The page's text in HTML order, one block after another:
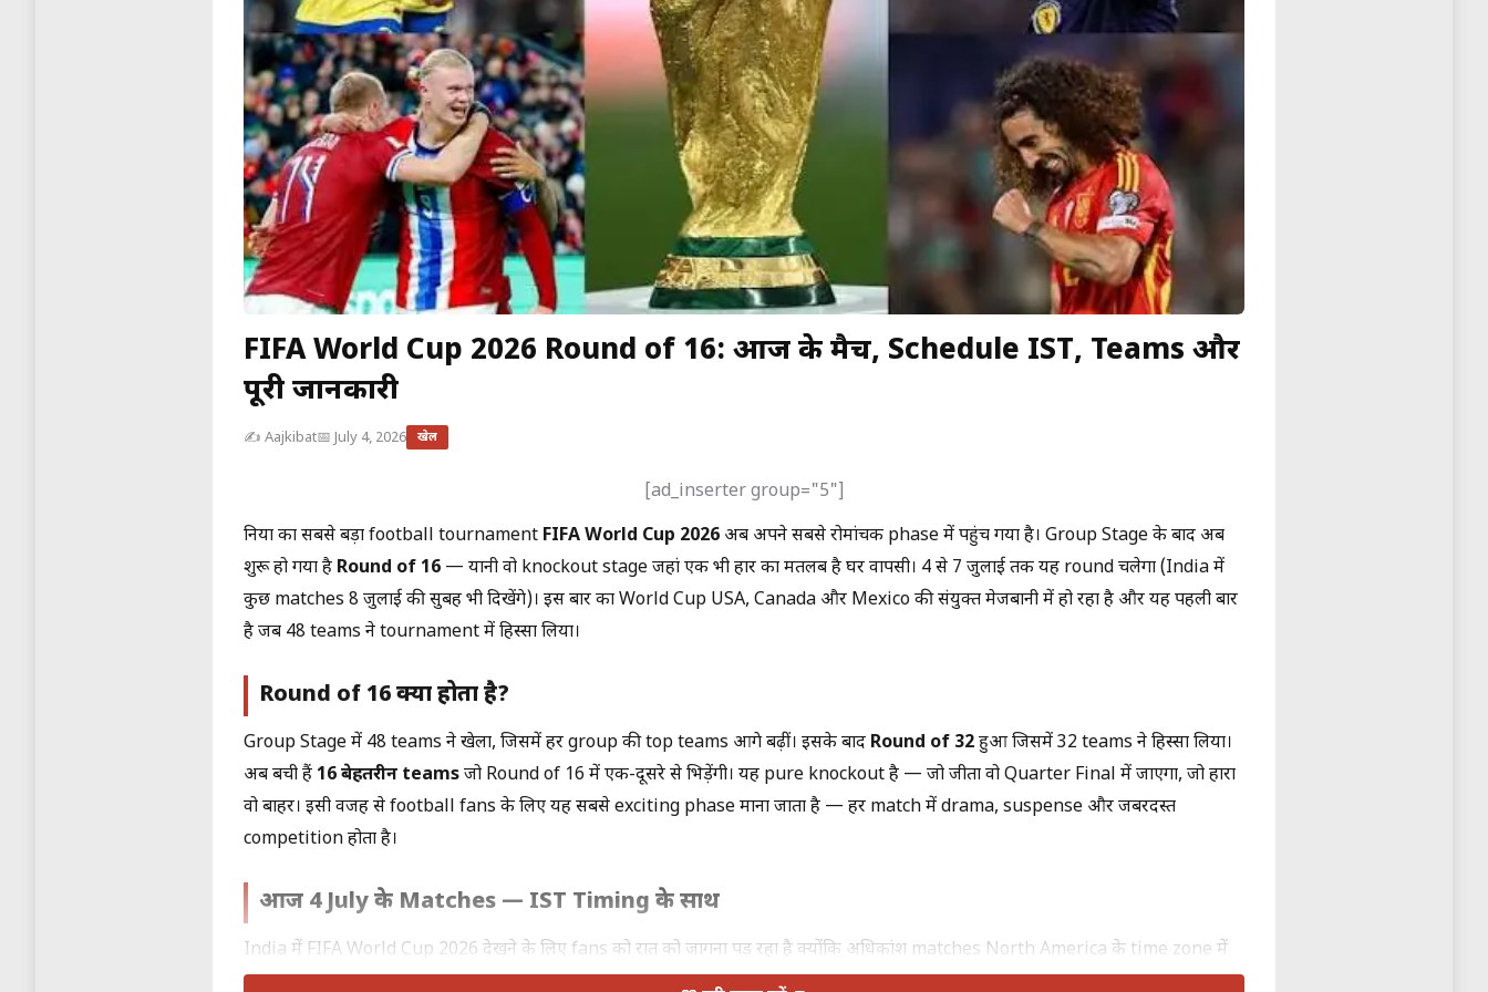
FIFA World Cup 2026 Round of 16: आज के मैच, Schedule IST, Teams और
पूरी जानकारी
✍️ Aajkibat📅 July 4, 2026 खेल
[ad_inserter group="5"]
दुनिया का सबसे बड़ा football tournament FIFA World Cup 2026 अब अपने सबसे रोमांचक phase में पहुंच गया है। Group Stage के बाद अब
शुरू हो गया है Round of 16 — यानी वो knockout stage जहां एक भी हार का मतलब है घर वापसी। 4 से 7 जुलाई तक यह round चलेगा (India में
कुछ matches 8 जुलाई की सुबह भी दिखेंगे)। इस बार का World Cup USA, Canada और Mexico की संयुक्त मेजबानी में हो रहा है और यह पहली बार
है जब 48 teams ने tournament में हिस्सा लिया।
Round of 16 क्या होता है?
Group Stage में 48 teams ने खेला, जिसमें हर group की top teams आगे बढ़ीं। इसके बाद Round of 32हुआ जिसमें 32 teams ने हिस्सा लिया।
अब बची हैं 16 बेहतरीन teamsजो Round of 16 में एक-दूसरे से भिड़ेंगी। यह pure knockout है — जो जीता वो Quarter Final में जाएगा, जो हारा
वो बाहर। इसी वजह से football fans के लिए यह सबसे exciting phase माना जाता है — हर match में drama, suspense और जबरदस्त
competition होता है।
आज 4 July के Matches — IST Timing के साथ
India में FIFA World Cup 2026 देखने के लिए fans को रात को जागना पड़ रहा है क्योंकि अधिकांश matches North America के time zone में
खेले जा रहे हैं। आज के प्रमुख matches इस प्रकार हैं। Round of 16 के मुकाबले रात 9:30 बजे IST और रात 12:30 बजे IST के slots में खेले जा रहे हैं